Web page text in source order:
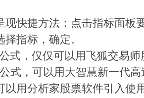
现快捷方法：点击指标面板
指标，确定。
式，仅仅可以用飞狐交易
式，可以用大智慧新一代
以用分析家股票软件引入使